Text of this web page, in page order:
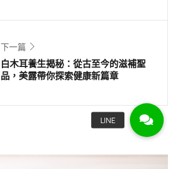
下一篇
白木耳養生揭秘：從古至今的滋補聖
品，美露帶你探索健康新篇章